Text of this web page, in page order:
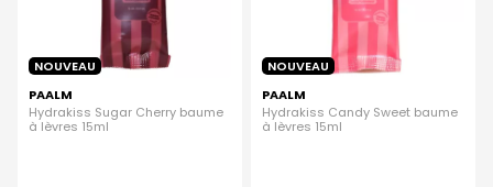
NOUVEAU
PAALM
Hydrakiss Sugar Cherry baume
à lèvres 15ml
NOUVEAU
PAALM
Hydrakiss Candy Sweet baume
à lèvres 15ml